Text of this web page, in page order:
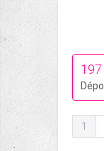
197
1